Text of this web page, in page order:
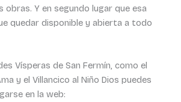
obras. Y en segundo lugar que esa
quedar disponible y abierta a todo
Vísperas de San Fermín, como el
y el Villancico al Niño Dios puedes
en la web: